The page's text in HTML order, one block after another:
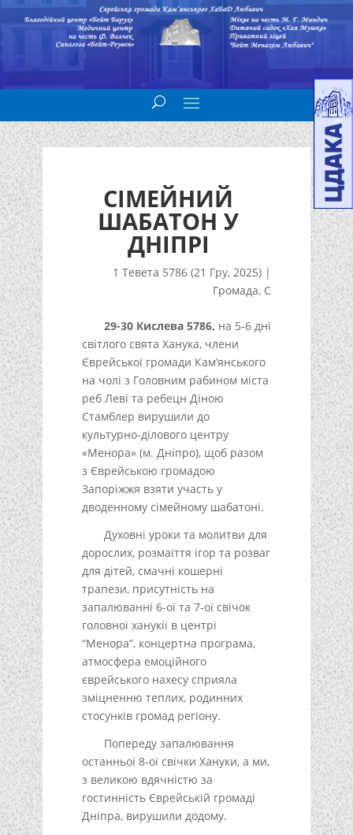
СІМЕЙНИЙ
ШАБАТОН У
ДНІПРІ
1 Тевета 5786 (21 Гру, 2025) |
Громада, С
29-30 Кислева 5786, на 5-6 дні
світлого свята Ханука, члени
Єврейської громади Кам’янського
на чолі з Головним рабином міста
реб Леві та ребецн Діною
Стамблер вирушили до
культурно-ділового центру
«Менора» (м. Дніпро), щоб разом
з Єврейською громадою
Запоріжжя взяти участь у
дводенному сімейному шабатоні.
Духовні уроки та молитви для
дорослих, розмаїття ігор та розваг
для дітей, смачні кошерні
трапези, присутність на
запалюванні 6-ої та 7-ої свічок
головної ханукії в центрі
“Менора”, концертна програма,
атмосфера емоційного
єврейського нахесу сприяла
зміцненню теплих, родинних
стосунків громад регіону.
Попереду запалювання
останньої 8-ої свічки Хануки, а ми,
з великою вдячністю за
гостинність Єврейській громаді
Дніпра, вирушили додому.